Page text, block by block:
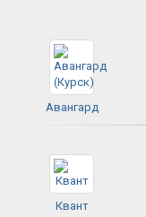
Авангард
Квант